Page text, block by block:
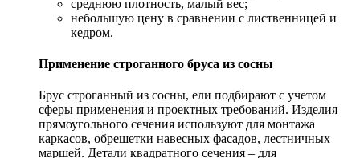
среднюю плотность, малый вес;
небольшую цену в сравнении с лиственницей и
кедром.
Применение строганного бруса из сосны
Брус строганный из сосны, ели подбирают с учетом
сферы применения и проектных требований. Изделия
прямоугольного сечения используют для монтажа
каркасов, обрешетки навесных фасадов, лестничных
маршей. Детали квадратного сечения – для